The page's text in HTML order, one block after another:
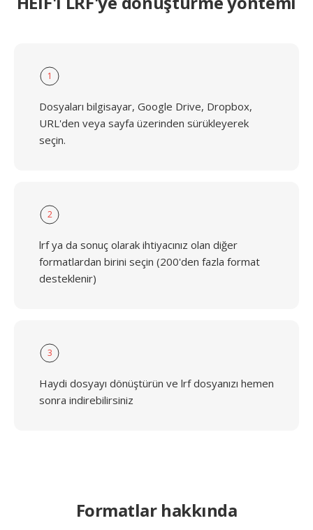
1
Dosyaları bilgisayar, Google Drive, Dropbox,
URL'den veya sayfa üzerinden sürükleyerek
seçin.
2
lrf ya da sonuç olarak ihtiyacınız olan diğer
formatlardan birini seçin (200'den fazla format
desteklenir)
3
Haydi dosyayı dönüştürün ve lrf dosyanızı hemen
sonra indirebilirsiniz
Formatlar hakkında